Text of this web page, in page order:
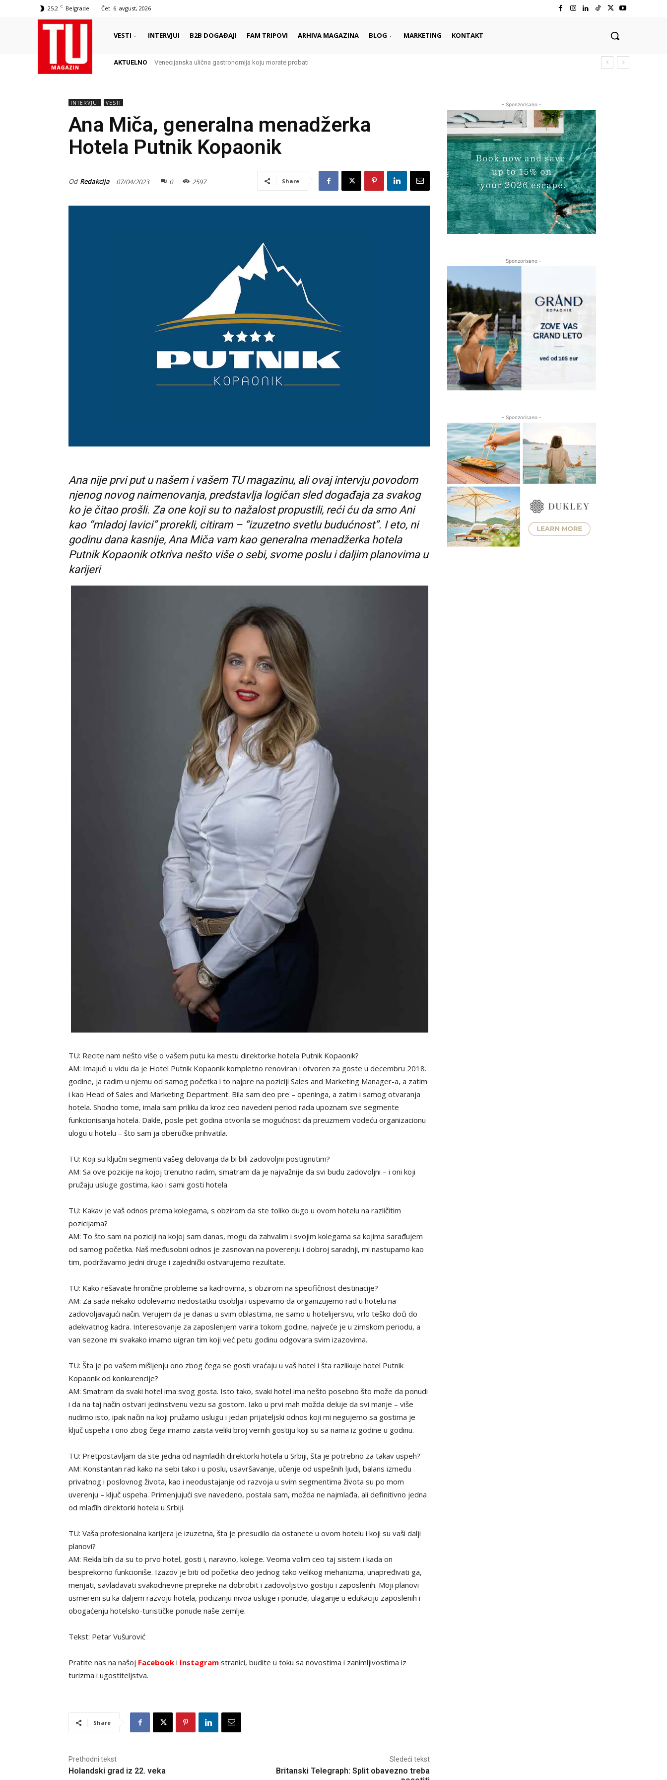
25.2 C Belgrade Čet. 6. avgust, 2026
VESTI INTERVJUI B2B DOGAĐAJI FAM TRIPOVI ARHIVA MAGAZINA BLOG MARKETING KONTAKT
AKTUELNO San Marino – Minijatura sa bezbroj lica
Venecijanska ulična gastronomija koju morate probati
INTERVJUI VESTI
Ana Miča, generalna menadžerka
Hotela Putnik Kopaonik
Od Redakcija 07/04/2023 0 2597 Share
Ana nije prvi put u našem i vašem TU magazinu, ali ovaj intervju povodom
njenog novog naimenovanja, predstavlja logičan sled događaja za svakog
ko je čitao prošli. Za one koji su to nažalost propustili, reći ću da smo Ani
kao “mladoj lavici” prorekli, citiram – “izuzetno svetlu budućnost”. I eto, ni
godinu dana kasnije, Ana Miča vam kao generalna menadžerka hotela
Putnik Kopaonik otkriva nešto više o sebi, svome poslu i daljim planovima u
karijeri
TU: Recite nam nešto više o vašem putu ka mestu direktorke hotela Putnik Kopaonik?
AM: Imajući u vidu da je Hotel Putnik Kopaonik kompletno renoviran i otvoren za goste u decembru 2018.
godine, ja radim u njemu od samog početka i to najpre na poziciji Sales and Marketing Manager-a, a zatim
i kao Head of Sales and Marketing Department. Bila sam deo pre – openinga, a zatim i samog otvaranja
hotela. Shodno tome, imala sam priliku da kroz ceo navedeni period rada upoznam sve segmente
funkcionisanja hotela. Dakle, posle pet godina otvorila se mogućnost da preuzmem vodeću organizacionu
ulogu u hotelu – što sam ja oberučke prihvatila.
TU: Koji su ključni segmenti vašeg delovanja da bi bili zadovoljni postignutim?
AM: Sa ove pozicije na kojoj trenutno radim, smatram da je najvažnije da svi budu zadovoljni – i oni koji
pružaju usluge gostima, kao i sami gosti hotela.
TU: Kakav je vaš odnos prema kolegama, s obzirom da ste toliko dugo u ovom hotelu na različitim
pozicijama?
AM: To što sam na poziciji na kojoj sam danas, mogu da zahvalim i svojim kolegama sa kojima sarađujem
od samog početka. Naš međusobni odnos je zasnovan na poverenju i dobroj saradnji, mi nastupamo kao
tim, podržavamo jedni druge i zajednički ostvarujemo rezultate.
TU: Kako rešavate hronične probleme sa kadrovima, s obzirom na specifičnost destinacije?
AM: Za sada nekako odolevamo nedostatku osoblja i uspevamo da organizujemo rad u hotelu na
zadovoljavajući način. Verujem da je danas u svim oblastima, ne samo u hotelijersvu, vrlo teško doći do
adekvatnog kadra. Interesovanje za zaposlenjem varira tokom godine, najveće je u zimskom periodu, a
van sezone mi svakako imamo uigran tim koji već petu godinu odgovara svim izazovima.
TU: Šta je po vašem mišljenju ono zbog čega se gosti vraćaju u vaš hotel i šta razlikuje hotel Putnik
Kopaonik od konkurencije?
AM: Smatram da svaki hotel ima svog gosta. Isto tako, svaki hotel ima nešto posebno što može da ponudi
i da na taj način ostvari jedinstvenu vezu sa gostom. Iako u prvi mah možda deluje da svi manje – više
nudimo isto, ipak način na koji pružamo uslugu i jedan prijateljski odnos koji mi negujemo sa gostima je
ključ uspeha i ono zbog čega imamo zaista veliki broj vernih gostiju koji su sa nama iz godine u godinu.
TU: Pretpostavljam da ste jedna od najmlađih direktorki hotela u Srbiji, šta je potrebno za takav uspeh?
AM: Konstantan rad kako na sebi tako i u poslu, usavršavanje, učenje od uspešnih ljudi, balans između
privatnog i poslovnog života, kao i neodustajanje od razvoja u svim segmentima života su po mom
uverenju – ključ uspeha. Primenjujući sve navedeno, postala sam, možda ne najmlađa, ali definitivno jedna
od mlađih direktorki hotela u Srbiji.
TU: Vaša profesionalna karijera je izuzetna, šta je presudilo da ostanete u ovom hotelu i koji su vaši dalji
planovi?
AM: Rekla bih da su to prvo hotel, gosti i, naravno, kolege. Veoma volim ceo taj sistem i kada on
besprekorno funkcioniše. Izazov je biti od početka deo jednog tako velikog mehanizma, unapređivati ga,
menjati, savladavati svakodnevne prepreke na dobrobit i zadovoljstvo gostiju i zaposlenih. Moji planovi
usmereni su ka daljem razvoju hotela, podizanju nivoa usluge i ponude, ulaganje u edukaciju zaposlenih i
obogaćenju hotelsko-turističke ponude naše zemlje.
Tekst: Petar Vušurović
Pratite nas na našoj Facebook i Instagram stranici, budite u toku sa novostima i zanimljivostima iz
turizma i ugostiteljstva.
Share
Prethodni tekst
Holandski grad iz 22. veka
Sledeći tekst
Britanski Telegraph: Split obavezno treba
- Sponzorisano -
- Sponzorisano -
- Sponzorisano -